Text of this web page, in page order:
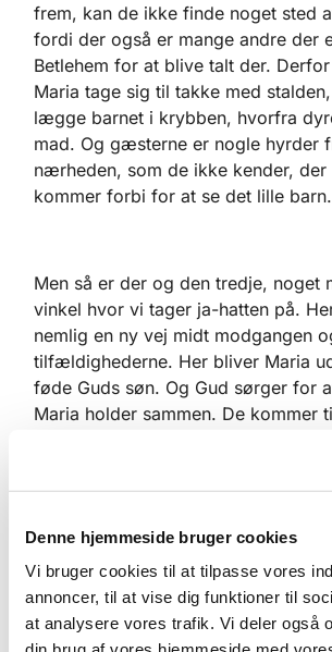
Denne hjemmeside bruger cookies
Vi bruger cookies til at tilpasse vores
annoncer, til at vise dig funktioner til
at analysere vores trafik. Vi deler også
frem, kan de ikke finde noget sted
fordi der også er mange andre der
Betlehem for at blive talt der.
Maria tage sig til takke med
lægge barnet i krybben, hvorfra
mad. Og gæsterne er nogle hyrder
nærheden, som de ikke kender, der
kommer forbi for at se det lille barn.
Men så er der og den tredje, noget
vinkel hvor vi tager ja-hatten på.
nemlig en ny vej midt modgangen
tilfældighederne. Her bliver Maria
føde Guds søn. Og Gud sørger for
Maria holder sammen. De kommer
dermed bliver Jesus født i kong
bliver født, og bliver svøbt og lagt
hyrderne der vogtede deres får på
stor glæde der er for hele folket,
født. Og de bliver vidner til at en
hærskare lovpriser Gud, og
mennesker med Guds velbehag.